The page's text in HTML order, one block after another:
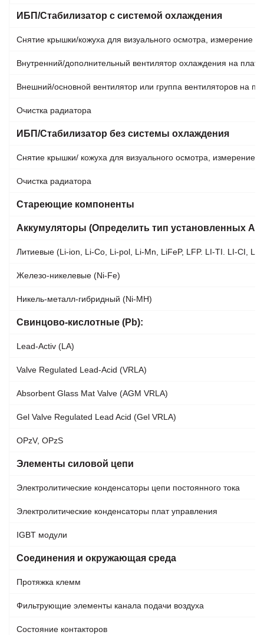
ИБП/Стабилизатор с системой охлаждения
Снятие крышки/кожуха для визуального осмотра, измерение
Внутренний/дополнительный вентилятор охлаждения на
Внешний/основной вентилятор или группа вентиляторов на
Очистка радиатора
ИБП/Стабилизатор без системы охлаждения
Снятие крышки/ кожуха для визуального осмотра, измерение
Очистка радиатора
Стареющие компоненты
Аккумуляторы (Определить тип установленных
Литиевые (Li-ion, Li-Co, Li-pol, Li-Mn, LiFeP, LFP. LI-TI. LI-CI, LI-
Железо-никелевые (Ni-Fe)
Никель-металл-гибридный (Ni-MH)
Свинцово-кислотные (Рb):
Lead-Activ (LA)
Valve Regulated Lead-Acid (VRLA)
Absorbent Glass Mat Valve (AGM VRLA)
Gel Valve Regulated Lead Acid (Gel VRLA)
OPzV, OPzS
Элементы силовой цепи
Электролитические конденсаторы цепи постоянного тока
Электролитические конденсаторы плат управления
IGBT модули
Соединения и окружающая среда
Протяжка клемм
Фильтрующие элементы канала подачи воздуха
Состояние контакторов